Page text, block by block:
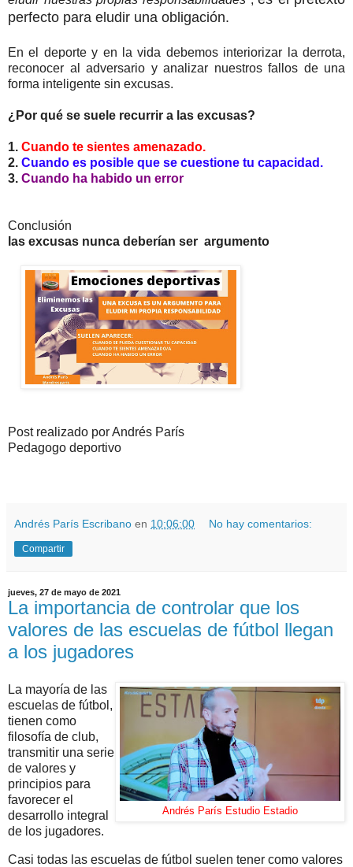
perfecto para eludir una obligación.
En el deporte y en la vida debemos interiorizar la derrota,
reconocer al adversario y analizar nuestros fallos de una
forma inteligente sin excusas.
¿Por qué se suele recurrir a las excusas?
1. Cuando te sientes amenazado.
2. Cuando es posible que se cuestione tu capacidad.
3. Cuando ha habido un error
Conclusión
las excusas nunca deberían ser argumento
Post realizado por Andrés París
Pedagogo deportivo
Andrés París Escribano en 10:06:00 No hay comentarios:
Compartir
jueves, 27 de mayo de 2021
La importancia de controlar que los
valores de las escuelas de fútbol llegan
a los jugadores
Andrés París Estudio Estadio
La mayoría de las
escuelas de fútbol,
tienen como
filosofía de club,
transmitir una serie
de valores y
principios para
favorecer el
desarrollo integral
de los jugadores.
Casi todas las escuelas de fútbol suelen tener como valores